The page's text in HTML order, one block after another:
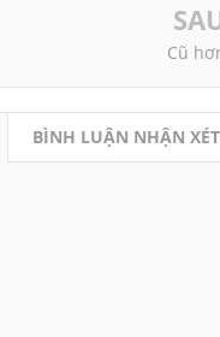
Cũ
BÌNH LUẬN NHẬN XÉT